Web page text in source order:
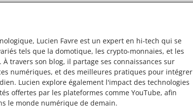
Lucien Favre est un expert en hi-tech qui se
tels que la domotique, les crypto-monnaies, et les
travers son blog, il partage ses connaissances sur
numériques, et des meilleures pratiques pour intégrer
Lucien explore également l'impact des technologies
offertes par les plateformes comme YouTube, afin
le monde numérique de demain.